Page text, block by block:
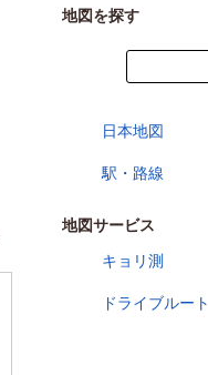
地図を探す
日本地図
駅・路線
地図サービス
キョリ測
ドライブルート